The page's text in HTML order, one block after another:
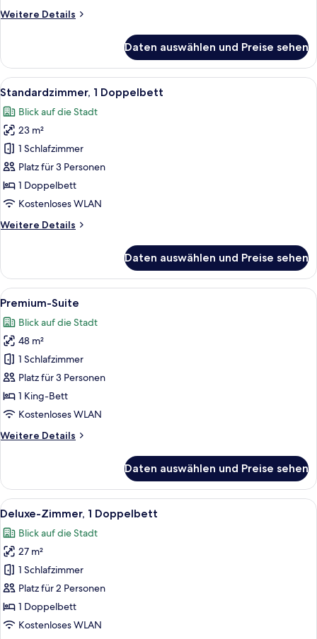
Weitere Details
Weitere
2 Einzelbetten
Daten auswählen und Preise sehen
Alle
Fotos
für
Standardzimmer,
Doppelbett
anzeigen
Ein Hotelzimmer mit Bett,
6
Standardzimmer, 1 Doppelbett
Blick auf die Stadt
23 m²
1 Schlafzimmer
Platz für 3 Personen
1 Doppelbett
Kostenloses WLAN
Weitere Details
Weitere
1
Doppelbett
Daten auswählen und Preise sehen
Alle
Fotos
für
Premium-
Suite
anzeigen
Eine moderne Küche mit
10
Premium-Suite
Blick auf die Stadt
48 m²
1 Schlafzimmer
Platz für 3 Personen
1 King-Bett
Kostenloses WLAN
Weitere Details
Weitere
Suite
Daten auswählen und Preise sehen
Alle
Fotos
für
Deluxe-
Zimmer,
1
Doppelbett
anzeigen
Ein großes Bett mit weißer
7
Deluxe-Zimmer, 1 Doppelbett
Blick auf die Stadt
27 m²
1 Schlafzimmer
Platz für 2 Personen
1 Doppelbett
Kostenloses WLAN